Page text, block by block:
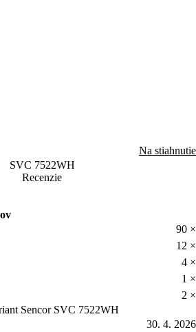
Na stiahnutie
SVC 7522WH
Recenzie
90 ×
12 ×
4 ×
1 ×
2 ×
Sencor SVC 7522WH
30. 4. 2026